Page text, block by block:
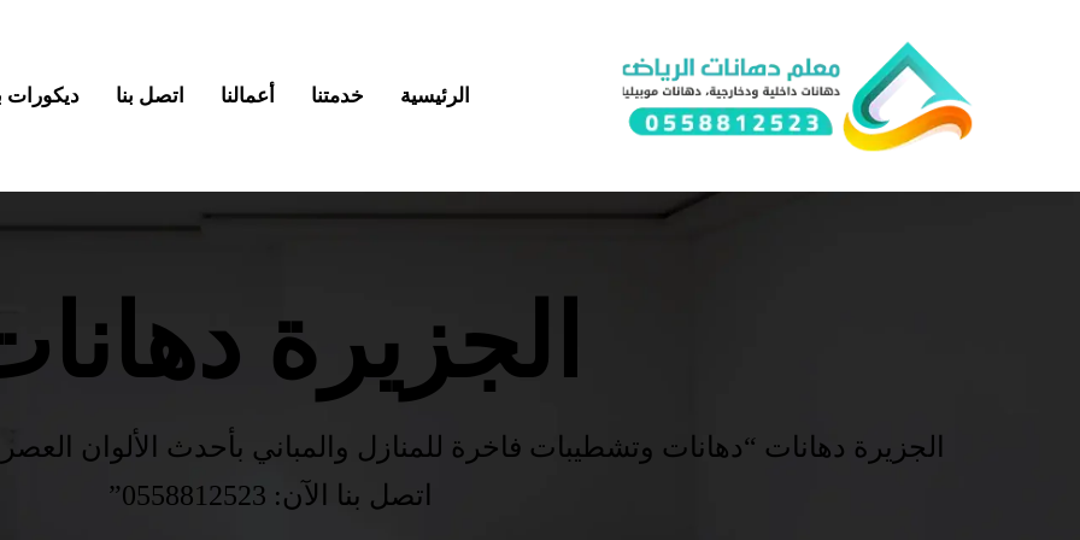
الرئيسية خدمتنا أعمالنا اتصل بنا ديكورات
الجزيرة
الجزيرة دهانات “دهانات وتشطيبات فاخرة للمنازل والمباني بأحدث الألوان
اتصل بنا الآن: 0558812523”